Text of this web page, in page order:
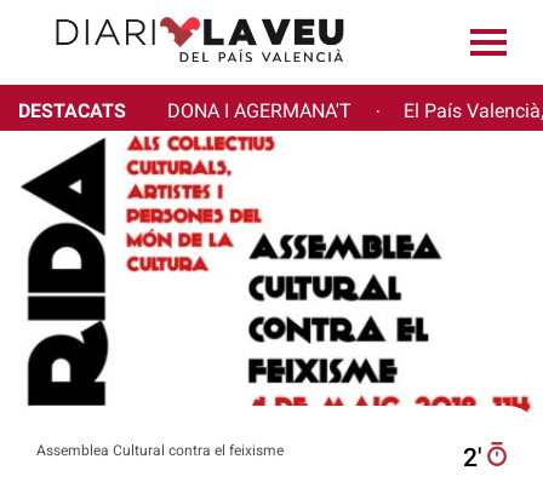
DESTACATS DONA I AGERMANA'T · El País
Assemblea Cultural contra el feixisme 2′